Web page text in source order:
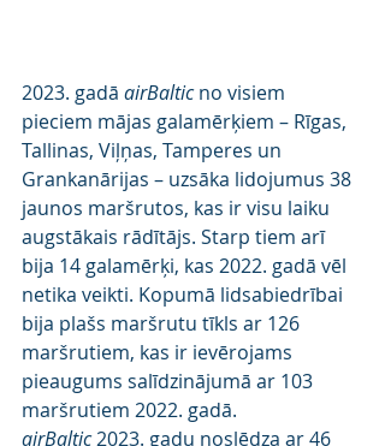
2023. gadā airBaltic no visiem
pieciem mājas galamērķiem – Rīgas,
Tallinas, Viļņas, Tamperes un
Grankanārijas – uzsāka lidojumus 38
jaunos maršrutos, kas ir visu laiku
augstākais rādītājs. Starp tiem arī
bija 14 galamērķi, kas 2022. gadā vēl
netika veikti. Kopumā lidsabiedrībai
bija plašs maršrutu tīkls ar 126
maršrutiem, kas ir ievērojams
pieaugums salīdzinājumā ar 103
maršrutiem 2022. gadā.
airBaltic 2023. gadu noslēdza ar 46